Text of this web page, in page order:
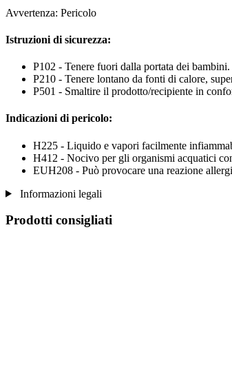
Avvertenza: Pericolo
Istruzioni di sicurezza:
P102 - Tenere fuori dalla portata dei bambini.
P210 - Tenere lontano da fonti di calore,
P501 - Smaltire il prodotto/recipiente in
Indicazioni di pericolo:
H225 - Liquido e vapori facilmente
H412 - Nocivo per gli organismi acquatici
EUH208 - Può provocare una reazione
Informazioni legali
Prodotti consigliati